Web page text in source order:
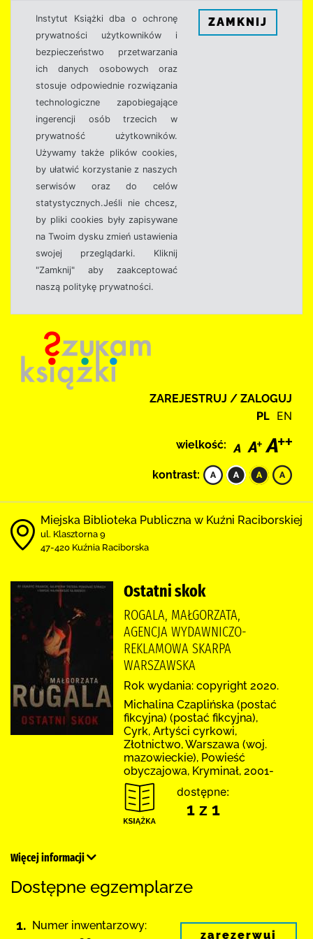
Instytut Książki dba o ochronę
prywatności użytkowników i
bezpieczeństwo przetwarzania
ich danych osobowych oraz
stosuje odpowiednie rozwiązania
technologiczne zapobiegające
ingerencji osób trzecich w
prywatność użytkowników.
Używamy także plików cookies,
by ułatwić korzystanie z naszych
serwisów oraz do celów
statystycznych.Jeśli nie chcesz,
by pliki cookies były zapisywane
na Twoim dysku zmień ustawienia
swojej przeglądarki. Kliknij
"Zamknij" aby zaakceptować
naszą politykę prywatności.
ZAMKNIJ
ZAREJESTRUJ / ZALOGUJ
PL EN
wielkość:
kontrast:
Miejska Biblioteka Publiczna w Kuźni Raciborskiej
ul. Klasztorna 9
47-420 Kuźnia Raciborska
Ostatni skok
ROGALA, MAŁGORZATA,
AGENCJA WYDAWNICZO-
REKLAMOWA SKARPA
WARSZAWSKA
Rok wydania: copyright 2020.
Michalina Czaplińska (postać
fikcyjna) (postać fikcyjna),
Cyrk, Artyści cyrkowi,
Złotnictwo, Warszawa (woj.
mazowieckie), Powieść
obyczajowa, Kryminał, 2001-
dostępne:
1 z 1
Więcej informacji
Dostępne egzemplarze
1. Numer inwentarzowy:
zarezerwuj